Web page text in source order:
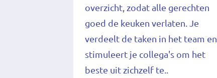
overzicht, zodat alle gerechten
goed de keuken verlaten. Je
verdeelt de taken in het team en
stimuleert je collega's om het
beste uit zichzelf te..